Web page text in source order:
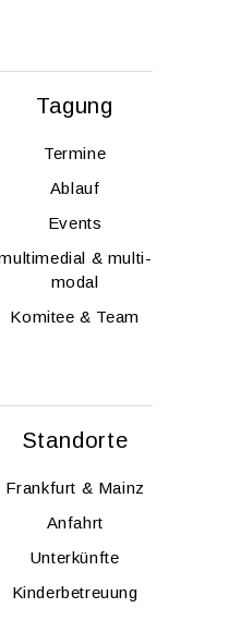
Ta­gung
Ter­mi­ne
Ab­lauf
Events
& mul­ti­
modal
Ko­mi­tee & Team
Stand­or­te
Frank­furt & Mainz
An­fahrt
Un­ter­künf­te
Kin­der­be­treu­ung